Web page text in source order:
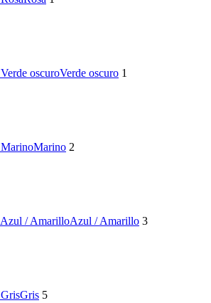
Verde oscuroVerde oscuro 1
MarinoMarino 2
Azul / AmarilloAzul / Amarillo 3
GrisGris 5